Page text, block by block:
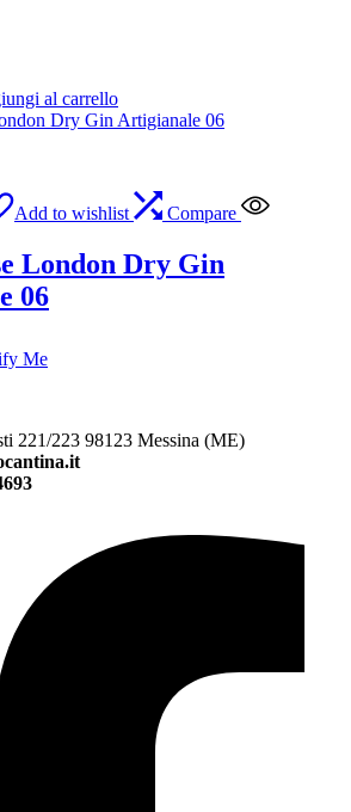
al carrello
Add to wishlist Compare
London Dry Gin
06
Me
221/223 98123 Messina (ME)